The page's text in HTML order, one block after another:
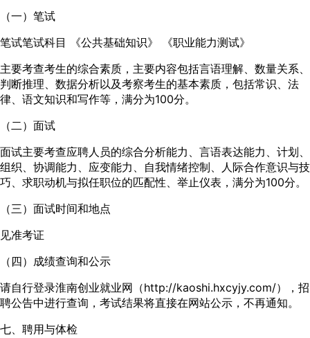
（一）笔试
笔试笔试科目 《公共基础知识》 《职业能力测试》
主要考查考生的综合素质，主要内容包括言语理解、数量关系、
判断推理、数据分析以及考察考生的基本素质，包括常识、法
律、语文知识和写作等，满分为100分。
（二）面试
面试主要考查应聘人员的综合分析能力、言语表达能力、计划、
组织、协调能力、应变能力、自我情绪控制、人际合作意识与技
巧、求职动机与拟任职位的匹配性、举止仪表，满分为100分。
（三）面试时间和地点
见准考证
（四）成绩查询和公示
请自行登录淮南创业就业网（http://kaoshi.hxcyjy.com/），招
聘公告中进行查询，考试结果将直接在网站公示，不再通知。
七、聘用与体检